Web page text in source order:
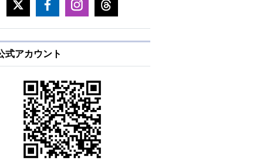
式アカウント